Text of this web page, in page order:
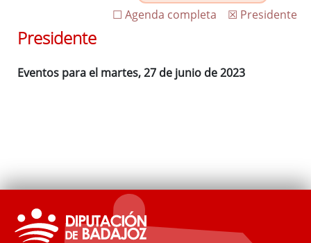
☒ Presidente
☐ Agenda completa
Presidente
Eventos para el martes, 27 de junio de 2023